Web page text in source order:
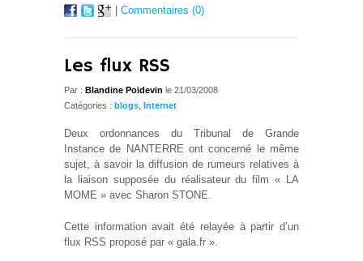
Commentaires (0)
Les flux RSS
Par : Blandine Poidevin le 21/03/2008
Catégories : blogs Internet
Deux ordonnances du Tribunal de Grande
Instance de NANTERRE ont concerné le même
sujet, à savoir la diffusion de rumeurs relatives à
la liaison supposée du réalisateur du film « LA
MOME » avec Sharon STONE.
Cette information avait été relayée à partir d’un
flux RSS proposé par « gala.fr ».